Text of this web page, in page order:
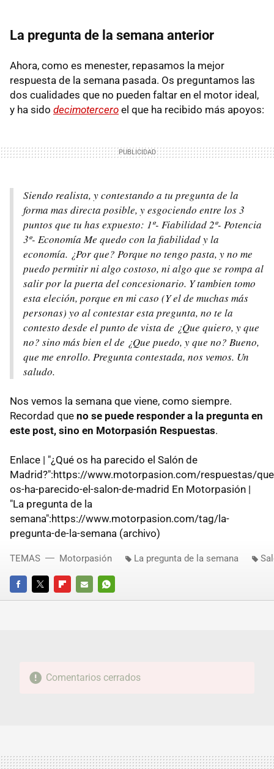
La pregunta de la semana anterior
Ahora, como es menester, repasamos la mejor
respuesta de la semana pasada. Os preguntamos las
dos cualidades que no pueden faltar en el motor ideal,
y ha sido decimotercero el que ha recibido más apoyos:
Siendo realista, y contestando a tu pregunta de la
forma mas directa posible, y esgociendo entre los 3
puntos que tu has expuesto: 1º- Fiabilidad 2º- Potencia
3º- Economía Me quedo con la fiabilidad y la
economía. ¿Por que? Porque no tengo pasta, y no me
puedo permitir ni algo costoso, ni algo que se rompa al
salir por la puerta del concesionario. Y tambien tomo
esta eleción, porque en mi caso (Y el de muchas más
personas) yo al contestar esta pregunta, no te la
contesto desde el punto de vista de ¿Que quiero, y que
no? sino más bien el de ¿Que puedo, y que no? Bueno,
que me enrollo. Pregunta contestada, nos vemos. Un
saludo.
Nos vemos la semana que viene, como siempre.
Recordad que no se puede responder a la pregunta en
este post, sino en Motorpasión Respuestas.
Enlace | "¿Qué os ha parecido el Salón de
Madrid?":https://www.motorpasion.com/respuestas/
os-ha-parecido-el-salon-de-madrid En Motorpasión |
"La pregunta de la
semana":https://www.motorpasion.com/tag/la-
pregunta-de-la-semana (archivo)
FACEBOOKTWITTERFLIPBOARD
E-
WHATSAPP
TEMAS Motorpasión La pregunta de la semana
Comentarios cerrados